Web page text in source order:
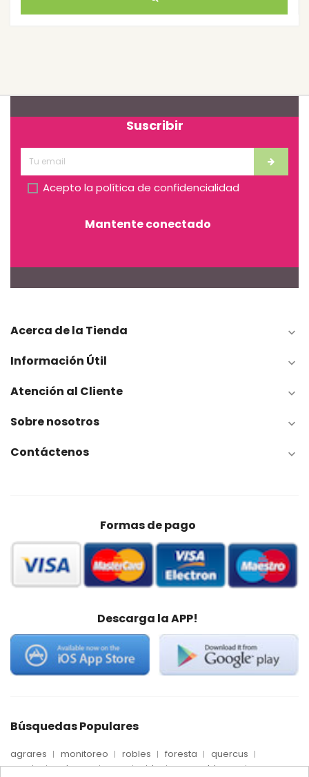
Suscribir
Acepto la política de confidencialidad
Mantente conectado
Acerca de la Tienda 
Información Útil 
Atención al Cliente 
Sobre nosotros 
Contáctenos 
Formas de pago
Descarga la APP!
Búsquedas Populares
agrares monitoreo robles foresta
quercus
precio
palmera max nido
mosca blanca